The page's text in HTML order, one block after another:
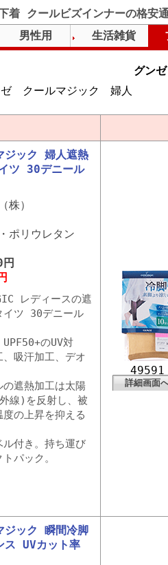
着 クールビズインナーの格安
グン
ゼ クールマジック 婦人
ジック 婦人遮熱
ツ 30デニール
株）
ポリウレタン
レディースの遮
イツ 30デニール
のUV対
吸汗加工、デオ
遮熱加工は太陽
線)を反射し、被
の上昇を抑える
付き。持ち運び
パック。
49591
詳細画面
ジック 瞬間冷脚
ス UVカット率
男性用 生活雑貨